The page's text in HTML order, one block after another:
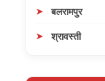
बलरामपुर
श्रावस्ती